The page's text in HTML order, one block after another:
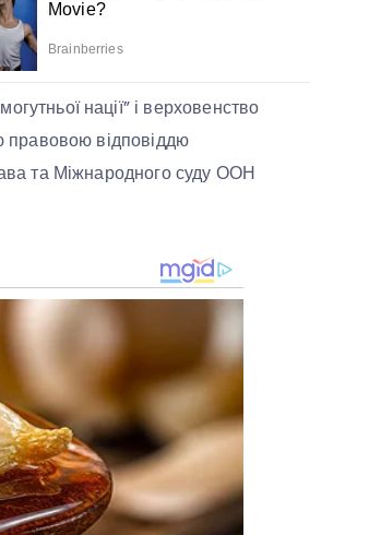
нації” і верховенство
правовою відповіддю
та Міжнародного суду ООН